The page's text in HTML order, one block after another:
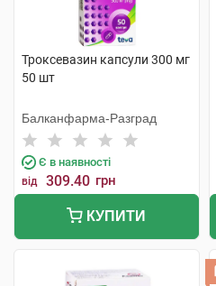
Троксевазин капсули 300 мг
50 шт
Балканфарма-Разград
Є в наявності
від 309.40 грн
КУПИТИ